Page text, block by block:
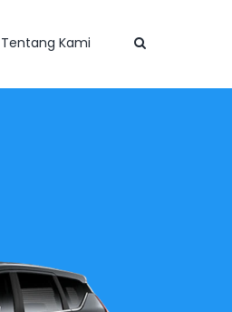
Tentang Kami